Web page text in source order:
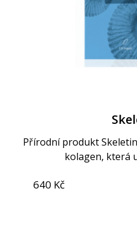
Přírodní produkt
kolagen, která
640 Kč